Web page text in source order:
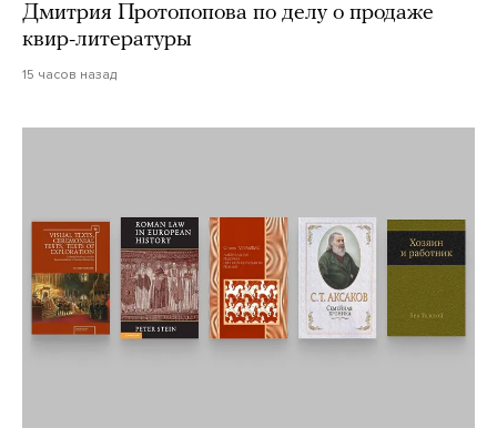
Дмитрия Протопопова по делу о продаже
квир-литературы
15 часов назад